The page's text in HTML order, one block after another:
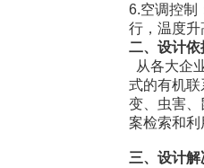
6.空调控制
行，温度升
二、设计依
从各大企
式的有机
变、虫害
案检索和利
三、设计解